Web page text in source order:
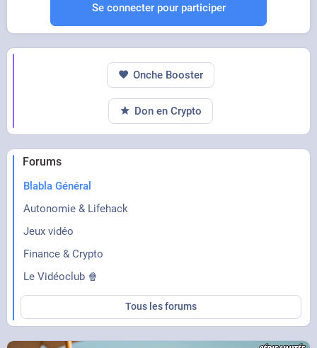
Se connecter pour participer
Forums
Blabla Général
Autonomie & Lifehack
Jeux vidéo
Finance & Crypto
Le Vidéoclub 🍿
Tous les forums
Onche Booster
Don en Crypto